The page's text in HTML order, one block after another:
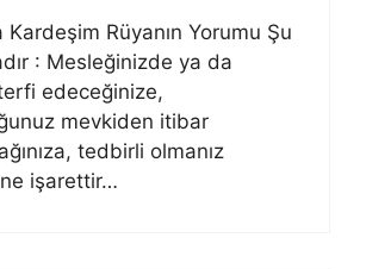
Kardeşim Rüyanın Yorumu Şu
: Mesleğinizde ya da
edeceğinize,
mevkiden itibar
tedbirli olmanız
işarettir…